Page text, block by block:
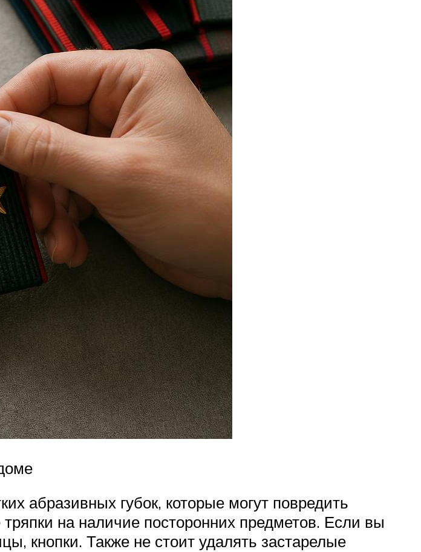
абразивных губок, которые могут повредить
на наличие посторонних предметов. Если вы
кнопки. Также не стоит удалять застарелые